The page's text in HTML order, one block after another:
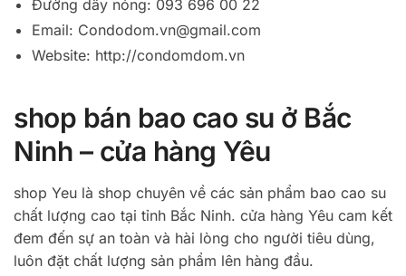
Đường dây nóng: 093 696 00 22
Email: Condodom.vn@gmail.com
Website: http://condomdom.vn
shop bán bao cao su ở Bắc
Ninh – cửa hàng Yêu
shop Yeu là shop chuyên về các sản phẩm bao cao su
chất lượng cao tại tỉnh Bắc Ninh. cửa hàng Yêu cam kết
đem đến sự an toàn và hài lòng cho người tiêu dùng,
luôn đặt chất lượng sản phẩm lên hàng đầu.